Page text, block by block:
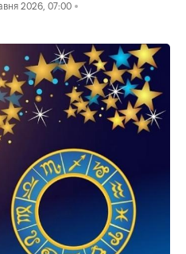
2026, 07:00